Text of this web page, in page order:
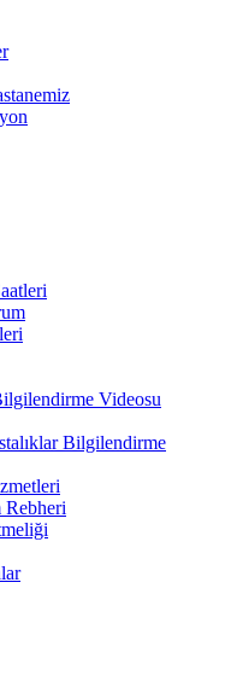
Videosu
Bilgilendirme
Rebheri